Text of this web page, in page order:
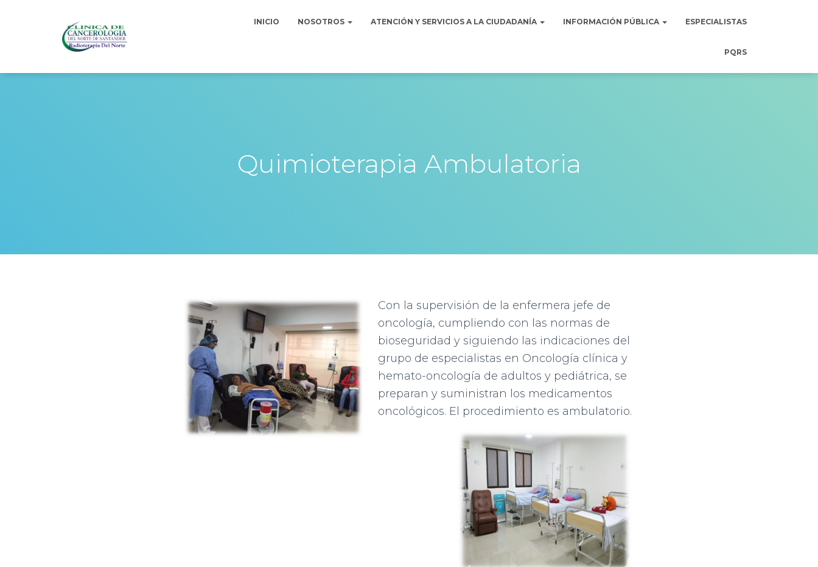
INICIO NOSOTROS ATENCIÓN Y SERVICIOS A LA CIUDADANÍA INFORMACIÓN PÚBLICA ESPECIALISTAS
PQRS
Quimioterapia Ambulatoria
Con la supervisión de la enfermera jefe de
oncología, cumpliendo con las normas de
bioseguridad y siguiendo las indicaciones del
grupo de especialistas en Oncología clínica y
hemato-oncología de adultos y pediátrica, se
preparan y suministran los medicamentos
oncológicos. El procedimiento es ambulatorio.